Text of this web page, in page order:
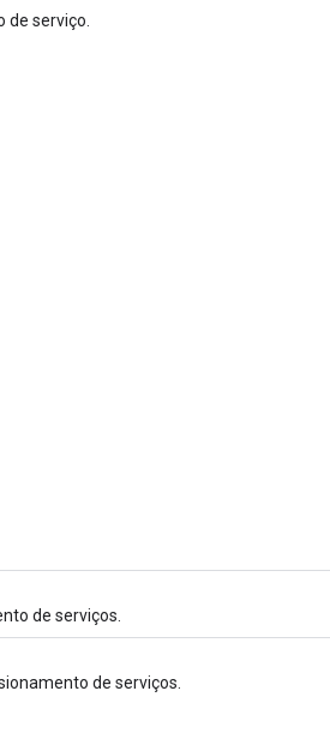
serviço.
de serviços.
de serviços.